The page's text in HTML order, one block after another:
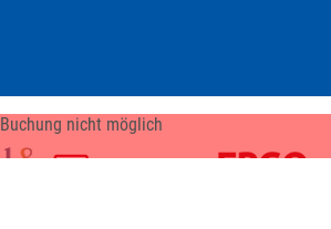
Buchung nicht möglich